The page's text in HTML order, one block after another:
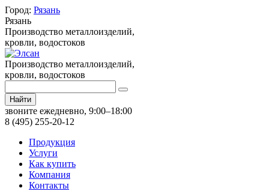
Город: Рязань
Рязань
Производство металлоизделий,
кровли, водостоков
Производство металлоизделий,
кровли, водостоков
Найти
звоните ежедневно, 9:00–18:00
8 (495) 255-20-12
Продукция
Услуги
Как купить
Компания
Контакты